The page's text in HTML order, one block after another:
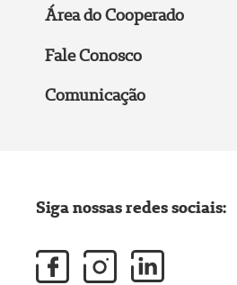
Área do Cooperado
Fale Conosco
Comunicação
Siga nossas redes sociais: